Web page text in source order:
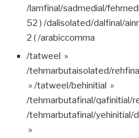
/lamfinal/sadmedial/
52 ) /dalisolated/dalfinal/
2 ( /arabiccomma
/tatweel »
/tehmarbutaisolated/
» /tatweel/behinitial »
/tehmarbutafinal/qafinitial/
/tehmarbutafinal/yehinitial/
»